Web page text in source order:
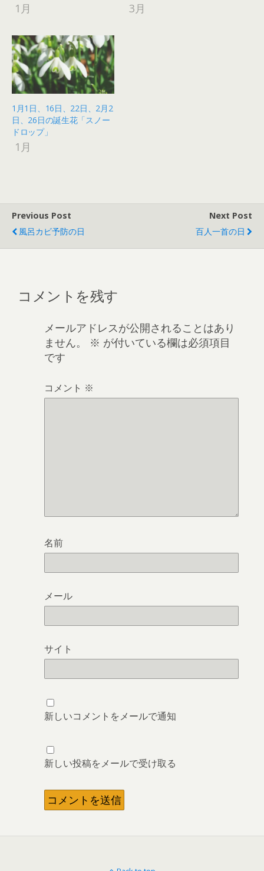
1月 3月
1月1日、16日、22日、2月2
日、26日の誕生花「スノー
ドロップ」
1月
Previous Post
風呂カビ予防の日
Next Post
百人一首の日
コメントを残す
メールアドレスが公開されることはあり
ません。
※ が付いている欄は必須項目
です
コメント ※
名前
メール
サイト
新しいコメントをメールで通知
新しい投稿をメールで受け取る